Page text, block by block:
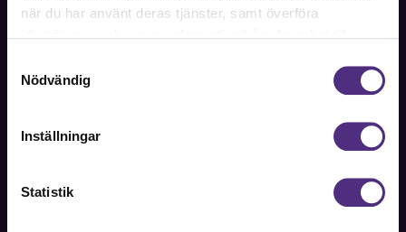
när du har använt deras tjänster, samt överföra
Dock har vi lagt in anonymisering av IP-adress i
förhållande till Google Analytics. Du godkänner våra
cookies vid fortsatt användande av vår webbplats.
Nödvändig
Inställningar
Statistik
Kontakt